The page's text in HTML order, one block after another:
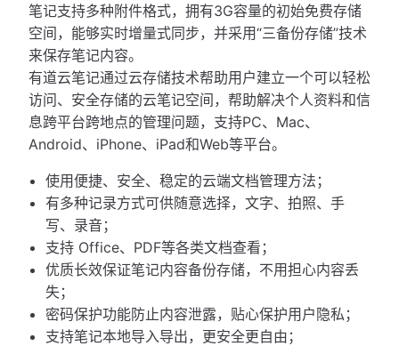
笔记支持多种附件格式，拥有3G容量的初始免费存储
空间，能够实时增量式同步，并采用“三备份存储”技术
来保存笔记内容。
有道云笔记通过云存储技术帮助用户建立一个可以轻松
访问、安全存储的云笔记空间，帮助解决个人资料和信
息跨平台跨地点的管理问题，支持PC、Mac、
Android、iPhone、iPad和Web等平台。
使用便捷、安全、稳定的云端文档管理方法；
有多种记录方式可供随意选择，文字、拍照、手
写、录音；
支持 Office、PDF等各类文档查看；
优质长效保证笔记内容备份存储，不用担心内容丢
失；
密码保护功能防止内容泄露，贴心保护用户隐私；
支持笔记本地导入导出，更安全更自由；